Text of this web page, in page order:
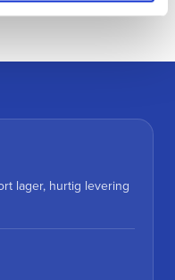
lager, hurtig levering